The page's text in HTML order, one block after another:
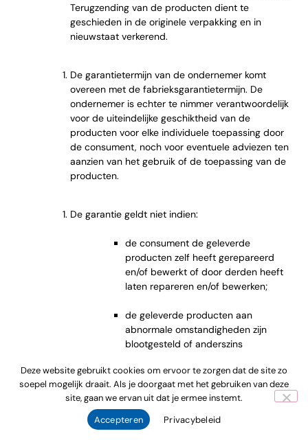
Terugzending van de producten dient te
geschieden in de originele verpakking en in
nieuwstaat verkerend.
De garantietermijn van de ondernemer komt
overeen met de fabrieksgarantietermijn. De
ondernemer is echter te nimmer verantwoordelijk
voor de uiteindelijke geschiktheid van de
producten voor elke individuele toepassing door
de consument, noch voor eventuele adviezen ten
aanzien van het gebruik of de toepassing van de
producten.
De garantie geldt niet indien:
de consument de geleverde
producten zelf heeft gerepareerd
en/of bewerkt of door derden heeft
laten repareren en/of bewerken;
de geleverde producten aan
abnormale omstandigheden zijn
blootgesteld of anderszins
strijd zijn met de aanwijzingen van de
ondernemer en/of op de verpakking
behandeld zijn;
de ondeugdelijkheid geheel of
Deze website gebruikt cookies om ervoor te zorgen dat de site zo
soepel mogelijk draait. Als je doorgaat met het gebruiken van deze
site, gaan we ervan uit dat je ermee instemt.
Accepteren
Privacybeleid